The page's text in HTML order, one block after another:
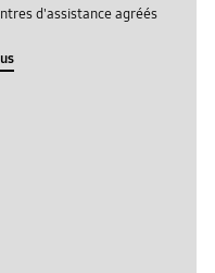
d'assistance agréés